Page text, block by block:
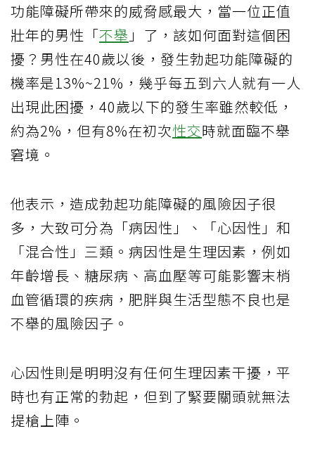
功能障礙所帶來的威脅感最大，當一位正值
壯年的男性「不舉 」了，該如何面對這個困
擾？男性在40歲以後，發生勃起功能障礙的
機率是13%~21%，幾乎每五到六人就有一人
出現此困擾，40歲以下的發生率雖然較低，
約為2%，但有8%在初次性交時就面臨不舉
窘境。
他表示，造成勃起功能障礙的風險因子很
多，大致可分為「病因性」、「心因性」和
「混合性」三類。病因性是生理因素，例如
年齡增長、糖尿病、高血壓等可能影響末梢
血管循環的疾病，肥胖與生活型態不良也是
不舉的風險因子。
心因性則是明明沒有任何生理因素干擾，平
時也有正常的勃起，但到了緊要關頭就無法
提槍上陣。